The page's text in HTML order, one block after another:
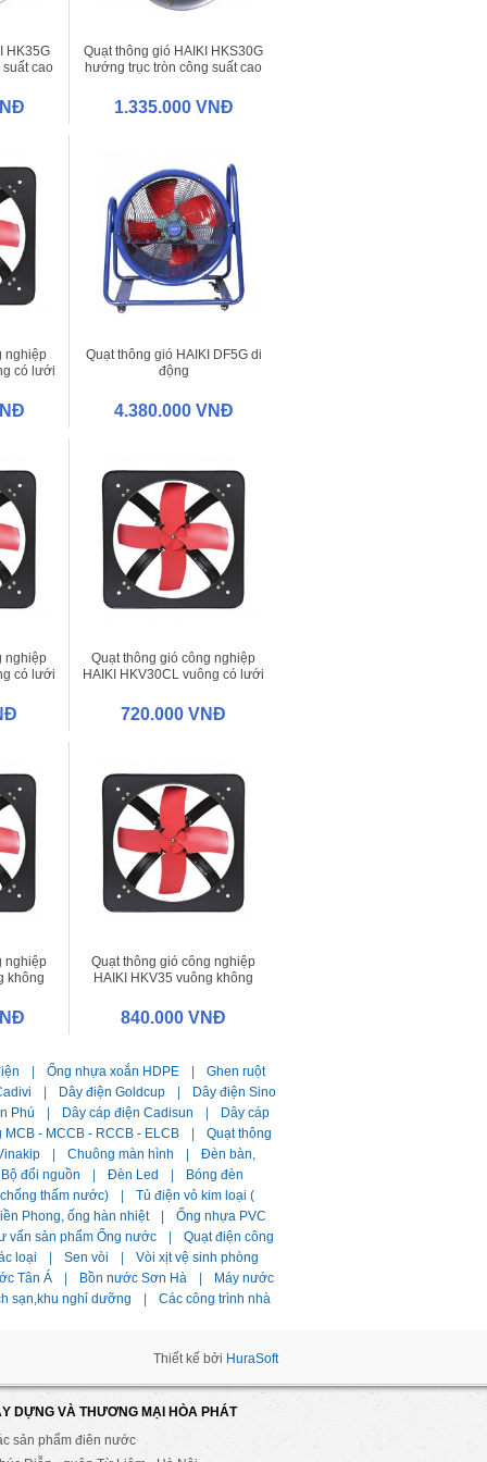
HK35G
cao
Quạt thông gió HAIKI HKS30G
hướng trục tròn công suất cao
1.335.000 VNĐ
nghiệp
có lưới
Quạt thông gió HAIKI DF5G di
động
4.380.000 VNĐ
nghiệp
có lưới
Quạt thông gió công nghiệp
HAIKI HKV30CL vuông có lưới
720.000 VNĐ
nghiệp
không
Quạt thông gió công nghiệp
HAIKI HKV35 vuông không
840.000 VNĐ
| Ống nhựa xoắn HDPE |
Ghen ruột
| Dây điện Goldcup |
Dây điện Sino
Phú
| Dây cáp điện Cadisun |
Dây cáp
- MCCB - RCCB - ELCB
|
Quạt thông
| Chuông màn hình |
Đèn bàn,
Bộ đổi nguồn
| Đèn Led |
Bóng đèn
thấm nước)
|
Tủ điện vỏ kim loại (
Phong, ống hàn nhiệt
|
Ống nhựa PVC
vấn sản phẩm Ống nước
|
Quạt điện công
loại
| Sen vòi |
Vòi xịt vệ sinh phòng
Tân Á
| Bồn nước Sơn Hà |
Máy nước
sạn,khu nghỉ dưỡng
| Các công trình nhà
Thiết kế bởi HuraSoft
DỰNG VÀ THƯƠNG MẠI HÒA PHÁT
sản phẩm điên nước